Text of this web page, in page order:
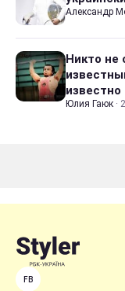
Александр
Никто не
известно
Юлия Гаюк ·
FB